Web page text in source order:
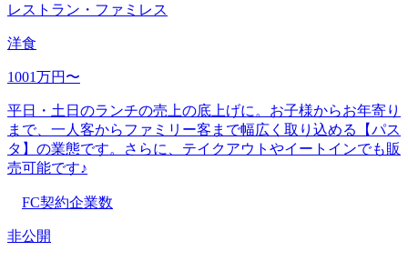
レストラン・ファミレス
洋食
1001万円〜
平日・土日のランチの売上の底上げに。お子様からお年寄り
まで、一人客からファミリー客まで幅広く取り込める【パス
タ】の業態です。さらに、テイクアウトやイートインでも販
売可能です♪
FC契約企業数
非公開